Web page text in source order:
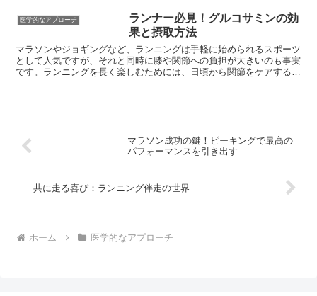
関わることもあるため、正しい知識と対策を身につけておくことが重
要です。ランナーが特に注意すべき点は、運動による発熱量が多いこ
とです。 ランニング中は、安静時に比べて多くの熱が体内で発生し
ます。その熱を効率的に逃がすことができなければ、体内に熱がこも
り、熱中症のリスクが高まります。 また、ランニングに集中するあ
まり、自身の体の異変に気づきにくいという点も挙げられます。
医学的なアプローチ
ランナー必見！グルコサミンの効
果と摂取方法
マラソンやジョギングなど、ランニングは手軽に始められるスポーツ
として人気ですが、それと同時に膝や関節への負担が大きいのも事実
です。ランニングを長く楽しむためには、日頃から関節をケアするこ
マラソン成功の鍵！ピーキングで最高の
パフォーマンスを引き出す
共に走る喜び：ランニング伴走の世界
ホーム 医学的なアプローチ